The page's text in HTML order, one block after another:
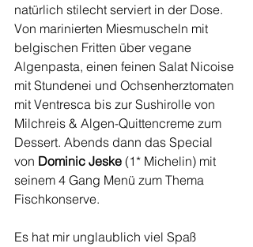
natürlich stilecht serviert in der Dose.
Von marinierten Miesmuscheln mit
belgischen Fritten über vegane
Algenpasta, einen feinen Salat Nicoise
mit Stundenei und Ochsenherztomaten
mit Ventresca bis zur Sushirolle von
Milchreis & Algen-Quittencreme zum
Dessert. Abends dann das Special
von Dominic Jeske (1* Michelin) mit
seinem 4 Gang Menü zum Thema
Fischkonserve.
Es hat mir unglaublich viel Spaß